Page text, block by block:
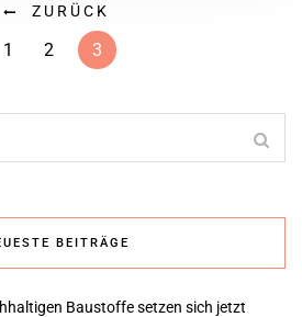
ZURÜCK
1 2 3
BEITRÄGE
Baustoffe setzen sich jetzt